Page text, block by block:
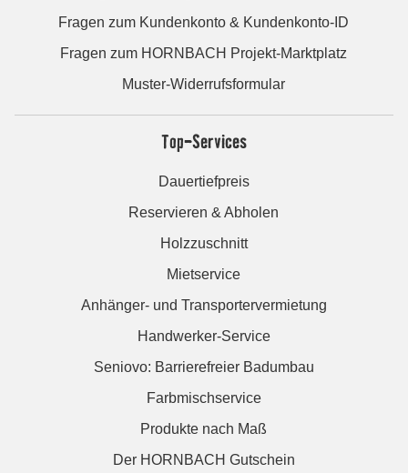
Fragen zum Kundenkonto & Kundenkonto-ID
Fragen zum HORNBACH Projekt-Marktplatz
Muster-Widerrufsformular
Top-Services
Dauertiefpreis
Reservieren & Abholen
Holzzuschnitt
Mietservice
Anhänger- und Transportervermietung
Handwerker-Service
Seniovo: Barrierefreier Badumbau
Farbmischservice
Produkte nach Maß
Der HORNBACH Gutschein